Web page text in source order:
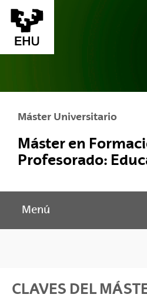
Saltar al contenido principal
Máster Universitario
Máster en
Profesorado:
Menú
CLAVES DEL